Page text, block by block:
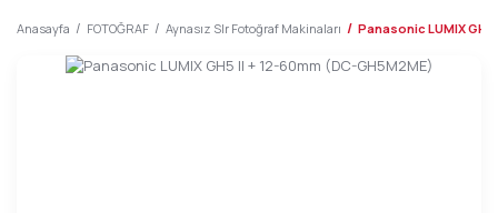
Anasayfa FOTOĞRAF Aynasız Slr Fotoğraf Makinaları Panasonic LUMIX GH5